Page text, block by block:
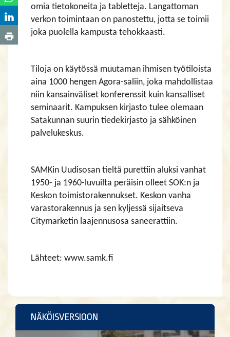
omia tietokoneita ja tabletteja. Langattoman
verkon toimintaan on panostettu, jotta se toimii
joka puolella kampusta tehokkaasti.
Tiloja on käytössä muutaman ihmisen työtiloista
aina 1000 hengen Agora-saliin, joka mahdollistaa
niin kansainväliset konferenssit kuin kansalliset
seminaarit. Kampuksen kirjasto tulee olemaan
Satakunnan suurin tiedekirjasto ja sähköinen
palvelukeskus.
SAMKin Uudisosan tieltä purettiin aluksi vanhat
1950- ja 1960-luvuilta peräisin olleet SOK:n ja
Keskon toimistorakennukset. Keskon vanha
varastorakennus ja sen kyljessä sijaitseva
Citymarketin laajennusosa saneerattiin.
Lähteet: www.samk.fi
NÄKÖISVERSIOON